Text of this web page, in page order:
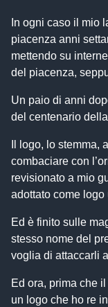
In ogni caso il mio
piacenza anni
mettendo su
del piacenza,
Un paio di anni
del centenario
Il logo, lo
combaciare con
revisionato a mio
adottato come
Ed è finito sulle
stesso nome del
voglia di attaccarli
Ed ora, prima che
un logo che ho re